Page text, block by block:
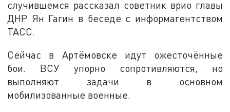
случившемся рассказал советник врио главы
ДНР Ян Гагин в беседе с информагентством
ТАСС.
Сейчас в Артёмовске идут ожесточённые
бои. ВСУ упорно сопротивляются, но
выполняют задачи в основном
мобилизованные военные.